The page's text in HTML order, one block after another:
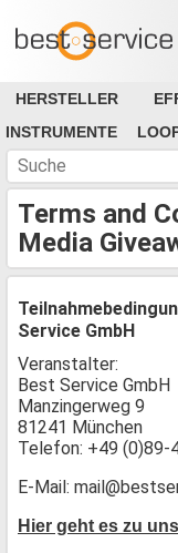
HERSTELLER
INSTRUMENTE
Terms and
Media
Service GmbH
Veranstalter:
Best Service GmbH
Manzingerweg 9
81241 München
Telefon: +49 (0)89-
E-Mail:
Hier geht es zu